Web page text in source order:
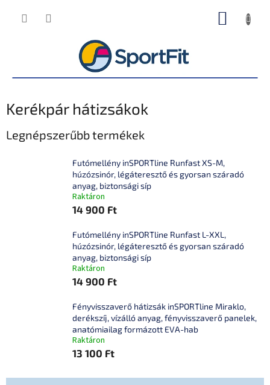
KOSÁR
Kerékpár hátizsákok
Legnépszerűbb termékek
Futómellény inSPORTline Runfast XS-M,
húzózsinór, légáteresztő és gyorsan száradó
anyag, biztonsági síp
Raktáron
14 900 Ft
Futómellény inSPORTline Runfast L-XXL,
húzózsinór, légáteresztő és gyorsan száradó
anyag, biztonsági síp
Raktáron
14 900 Ft
Fényvisszaverő hátizsák inSPORTline Miraklo,
derékszíj, vízálló anyag, fényvisszaverő panelek,
anatómiailag formázott EVA-hab
Raktáron
13 100 Ft